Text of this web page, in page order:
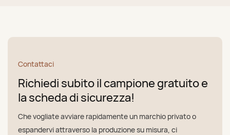
Contattaci
Richiedi subito il campione gratuito e
la scheda di sicurezza!
Che vogliate avviare rapidamente un marchio privato o
espandervi attraverso la produzione su misura, ci